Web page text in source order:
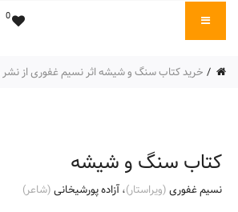
0
خرید کتاب سنگ و شیشه اثر نسیم غفوری از نشر
کتاب سنگ و شیشه
نسیم غفوری(ويراستار)،آزاده پورشیخانی(شاعر)